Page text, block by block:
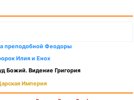
преподобной Феодоры
Илия и Енох
Божий. Видение Григория
Империя